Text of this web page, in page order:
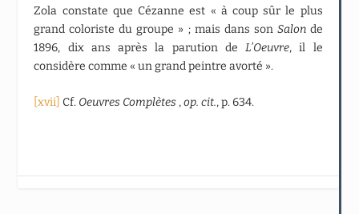
Zola constate que Cézanne est « à coup sûr le plus
grand coloriste du groupe » ; mais dans son Salon de
1896, dix ans après la parution deL’Oeuvre, il le
considère comme « un grand peintre avorté ».
[xvii] Cf. Oeuvres Complètes ,op. cit., p. 634.